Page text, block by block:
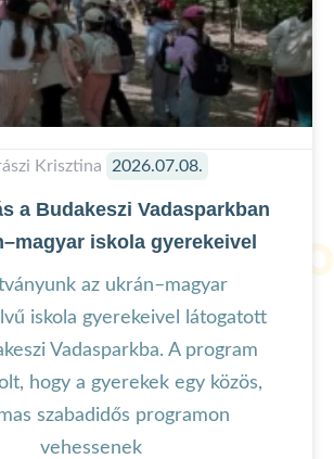
a Budakeszi Vadasparkban
iskola gyerekeivel
az ukrán–magyar
iskola gyerekeivel látogatott
Vadasparkba. A program
hogy a gyerekek egy közös,
szabadidős programon
vehessenek
Krisztina 2026.07.08.